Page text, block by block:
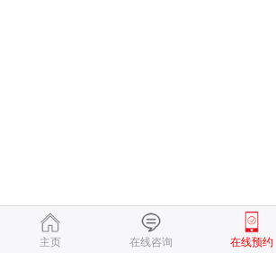
主页 在线咨询 在线预约